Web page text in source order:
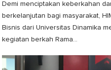
Demi menciptakan keberkahan
berkelanjutan bagi masyarakat,
Bisnis dari Universitas Dinamika
kegiatan berkah Rama...